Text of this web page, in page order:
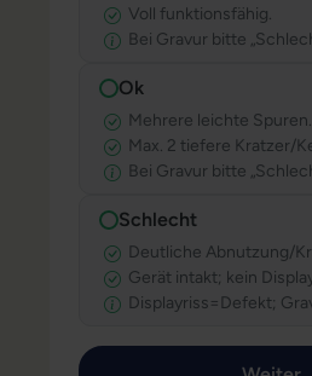
Voll funktionsfähig.
Bei Gravur bitte
Ok
Mehrere leichte Spuren.
Max. 2 tiefere Kratzer/
Bei Gravur bitte
Schlecht
Deutliche Abnutzung/
Gerät intakt; kein
Displayriss=Defekt;